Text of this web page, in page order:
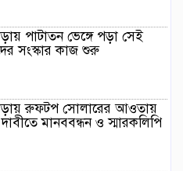
পাটাতন ভেঙ্গে পড়া সেই
সংস্কার কাজ শুরু
রুফটপ সোলারের আওতায়
মানববন্ধন ও স্মারকলিপি